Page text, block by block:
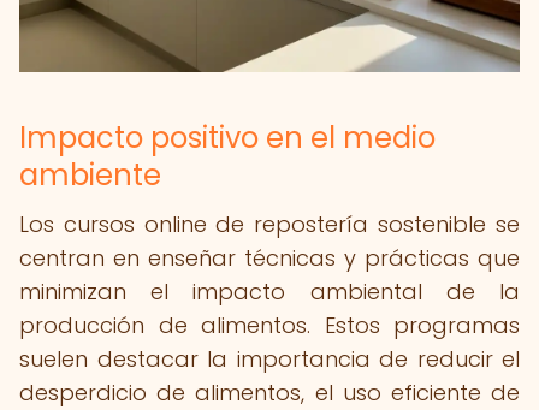
Impacto positivo en el medio
ambiente
Los cursos online de repostería sostenible se
centran en enseñar técnicas y prácticas que
minimizan el impacto ambiental de la
producción de alimentos. Estos programas
suelen destacar la importancia de reducir el
desperdicio de alimentos, el uso eficiente de